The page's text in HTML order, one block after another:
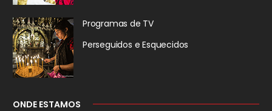
Programas de TV
Perseguidos e Esquecidos
ONDE ESTAMOS